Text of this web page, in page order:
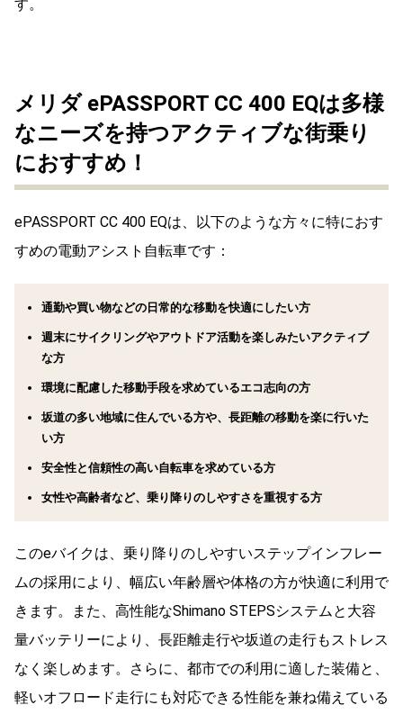
す。
メリダ ePASSPORT CC 400 EQは多様
なニーズを持つアクティブな街乗り
におすすめ！
ePASSPORT CC 400 EQは、以下のような方々に特におす
すめの電動アシスト自転車です：
通勤や買い物などの日常的な移動を快適にしたい方
週末にサイクリングやアウトドア活動を楽しみたいアクティブ
な方
環境に配慮した移動手段を求めているエコ志向の方
坂道の多い地域に住んでいる方や、長距離の移動を楽に行いた
い方
安全性と信頼性の高い自転車を求めている方
女性や高齢者など、乗り降りのしやすさを重視する方
このeバイクは、乗り降りのしやすいステップインフレー
ムの採用により、幅広い年齢層や体格の方が快適に利用で
きます。また、高性能なShimano STEPSシステムと大容
量バッテリーにより、長距離走行や坂道の走行もストレス
なく楽しめます。さらに、都市での利用に適した装備と、
軽いオフロード走行にも対応できる性能を兼ね備えている